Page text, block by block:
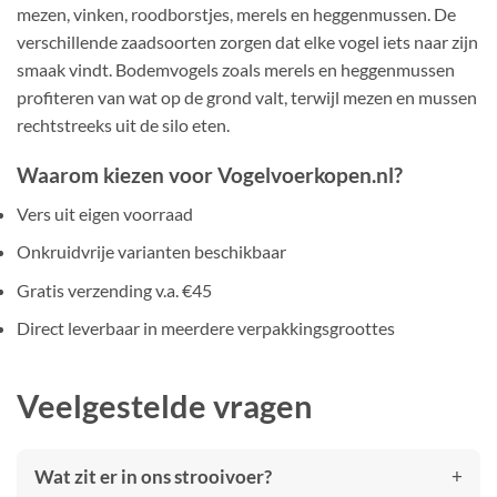
mezen, vinken, roodborstjes, merels en heggenmussen. De
verschillende zaadsoorten zorgen dat elke vogel iets naar zijn
smaak vindt. Bodemvogels zoals merels en heggenmussen
profiteren van wat op de grond valt, terwijl mezen en mussen
rechtstreeks uit de silo eten.
Waarom kiezen voor Vogelvoerkopen.nl?
Vers uit eigen voorraad
Onkruidvrije varianten beschikbaar
Gratis verzending v.a. €45
Direct leverbaar in meerdere verpakkingsgroottes
Veelgestelde vragen
Wat zit er in ons strooivoer?